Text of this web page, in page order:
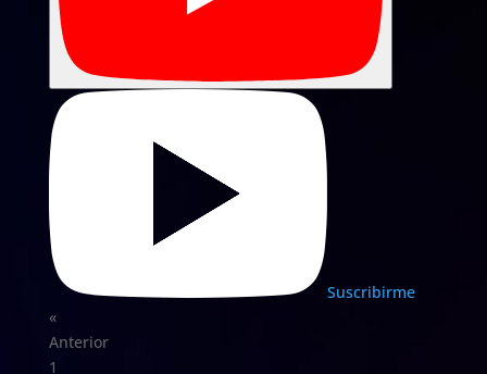
Suscribirme
«
Anterior
1